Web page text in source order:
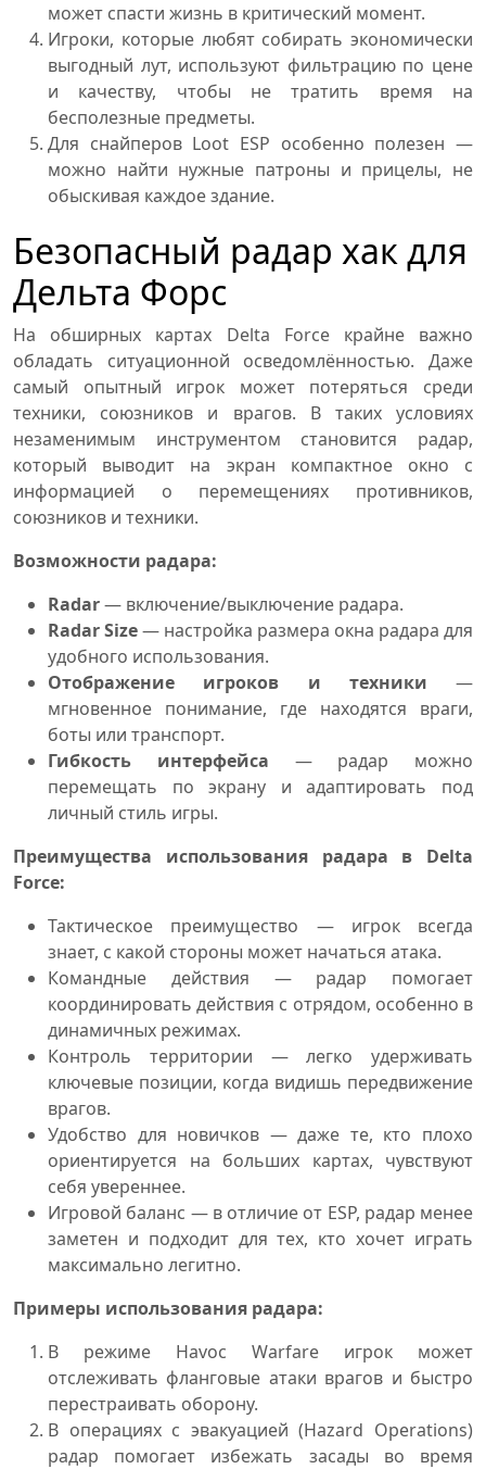
может спасти жизнь в критический момент.
Игроки, которые любят собирать экономически
выгодный лут, используют фильтрацию по цене
и качеству, чтобы не тратить время на
бесполезные предметы.
Для снайперов Loot ESP особенно полезен —
можно найти нужные патроны и прицелы, не
обыскивая каждое здание.
Безопасный радар хак для
Дельта Форс
На обширных картах Delta Force крайне важно
обладать ситуационной осведомлённостью. Даже
самый опытный игрок может потеряться среди
техники, союзников и врагов. В таких условиях
незаменимым инструментом становится радар,
который выводит на экран компактное окно с
информацией о перемещениях противников,
союзников и техники.
Возможности радара:
Radar— включение/выключение радара.
Radar Size— настройка размера окна радара для
удобного использования.
Отображение игроков и техники —
мгновенное понимание, где находятся враги,
боты или транспорт.
Гибкость интерфейса — радар можно
перемещать по экрану и адаптировать под
личный стиль игры.
Преимущества использования радара в Delta
Force:
Тактическое преимущество — игрок всегда
знает, с какой стороны может начаться атака.
Командные действия — радар помогает
координировать действия с отрядом, особенно в
динамичных режимах.
Контроль территории — легко удерживать
ключевые позиции, когда видишь передвижение
врагов.
Удобство для новичков — даже те, кто плохо
ориентируется на больших картах, чувствуют
себя увереннее.
Игровой баланс — в отличие от ESP, радар менее
заметен и подходит для тех, кто хочет играть
максимально легитно.
Примеры использования радара:
В режиме Havoc Warfare игрок может
отслеживать фланговые атаки врагов и быстро
перестраивать оборону.
В операциях с эвакуацией (Hazard Operations)
радар помогает избежать засады во время